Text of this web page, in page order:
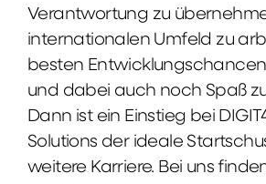
Verantwortung zu
internationalen Umfeld zu
besten
und dabei auch noch Spaß
Dann ist ein Einstieg bei
Solutions der ideale
weitere Karriere. Bei uns